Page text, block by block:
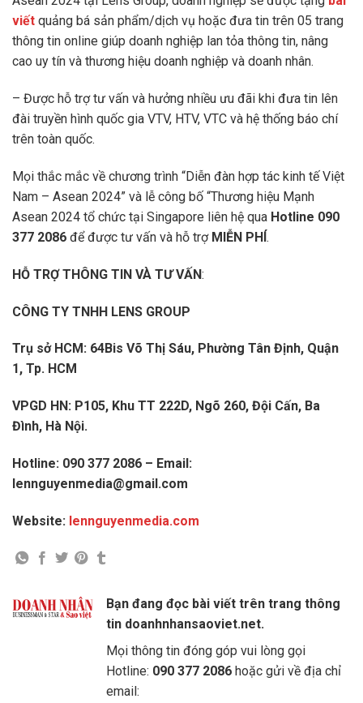
viết quảng bá sản phẩm/dịch vụ hoặc đưa tin trên 05 trang
thông tin online giúp doanh nghiệp lan tỏa thông tin, nâng
cao uy tín và thương hiệu doanh nghiệp và doanh nhân.
– Được hỗ trợ tư vấn và hưởng nhiều ưu đãi khi đưa tin lên
đài truyền hình quốc gia VTV, HTV, VTC và hệ thống báo chí
trên toàn quốc.
Mọi thắc mắc về chương trình “Diễn đàn hợp tác kinh tế Việt
Nam – Asean 2024” và lễ công bố “Thương hiệu Mạnh
Asean 2024 tổ chức tại Singapore liên hệ qua Hotline 090
377 2086 để được tư vấn và hỗ trợ MIỄN PHÍ.
HỖ TRỢ THÔNG TIN VÀ TƯ VẤN:
CÔNG TY TNHH LENS GROUP
Trụ sở HCM: 64Bis Võ Thị Sáu, Phường Tân Định, Quận
1, Tp. HCM
VPGD HN: P105, Khu TT 222D, Ngõ 260, Đội Cấn, Ba
Đình, Hà Nội.
Hotline: 090 377 2086 – Email:
lennguyenmedia@gmail.com
Website: lennguyenmedia.com
Bạn đang đọc bài viết trên trang thông
tin doanhnhansaoviet.net.
Mọi thông tin đóng góp vui lòng gọi
Hotline: 090 377 2086 hoặc gửi về địa chỉ
email: